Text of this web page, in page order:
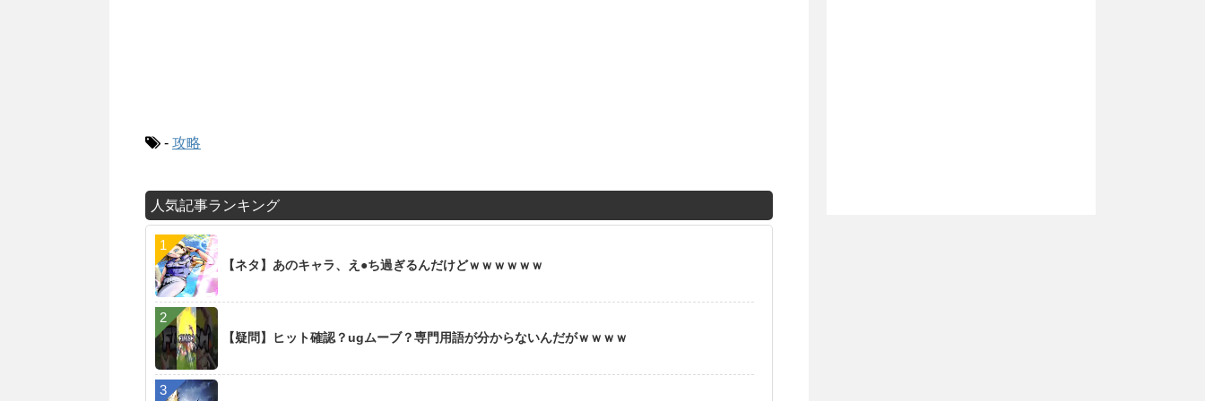
- 攻略
人気記事ランキング
【ネタ】あのキャラ、え●ち過ぎるんだけどｗｗｗｗｗｗ
【疑問】ヒット確認？ugムーブ？専門用語が分からないんだがｗｗｗｗ